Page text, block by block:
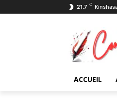
21.7 C
ACCUEIL